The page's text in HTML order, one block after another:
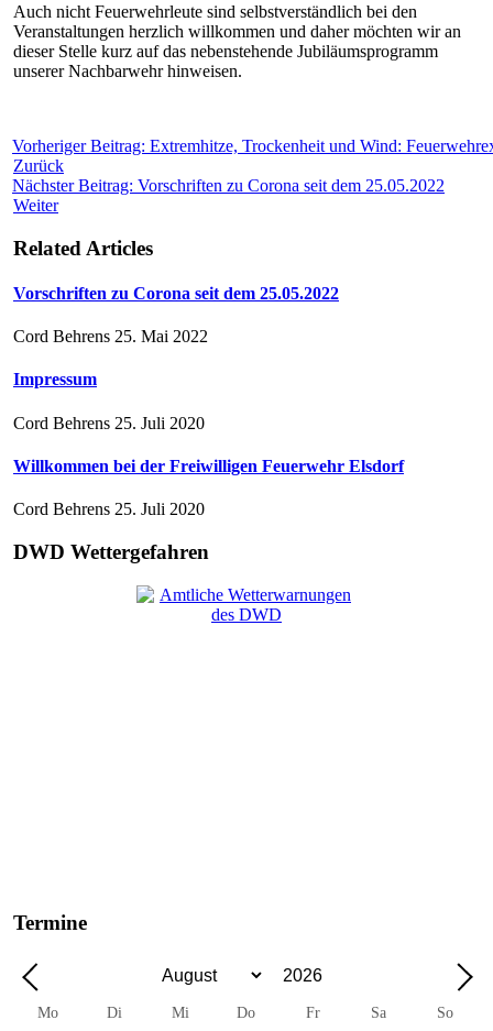
Auch nicht Feuerwehrleute sind selbstverständlich bei den
Veranstaltungen herzlich willkommen und daher möchten wir an
dieser Stelle kurz auf das nebenstehende Jubiläumsprogramm
unserer Nachbarwehr hinweisen.
Vorheriger Beitrag: Extremhitze, Trockenheit und Wind:
Zurück
Nächster Beitrag: Vorschriften zu Corona seit dem 25.05.2022
Weiter
Related Articles
Vorschriften zu Corona seit dem 25.05.2022
Cord Behrens 25. Mai 2022
Impressum
Cord Behrens 25. Juli 2020
Willkommen bei der Freiwilligen Feuerwehr Elsdorf
Cord Behrens 25. Juli 2020
DWD Wettergefahren
Termine
Mo Di Mi Do Fr Sa So